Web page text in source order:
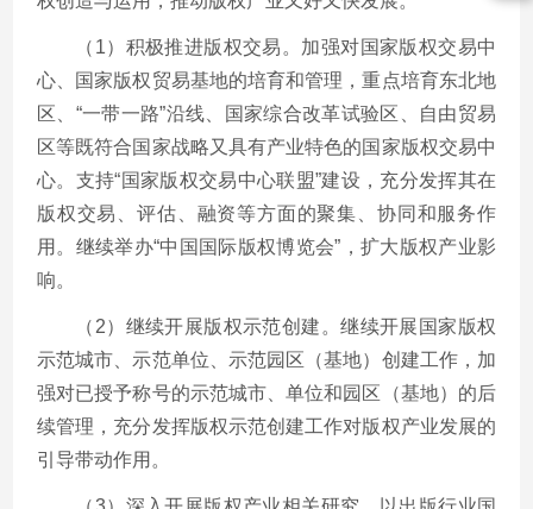
（1）积极推进版权交易。加强对国家版权交易中
心、国家版权贸易基地的培育和管理，重点培育东北地
区、“一带一路”沿线、国家综合改革试验区、自由贸易
区等既符合国家战略又具有产业特色的国家版权交易中
心。支持“国家版权交易中心联盟”建设，充分发挥其在
版权交易、评估、融资等方面的聚集、协同和服务作
用。继续举办“中国国际版权博览会”，扩大版权产业影
响。
（2）继续开展版权示范创建。继续开展国家版权
示范城市、示范单位、示范园区（基地）创建工作，加
强对已授予称号的示范城市、单位和园区（基地）的后
续管理，充分发挥版权示范创建工作对版权产业发展的
引导带动作用。